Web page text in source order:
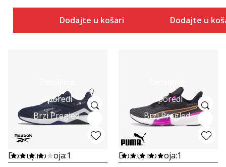
Dodajte u košaricu Dodajte u
Uporedi
Brzi Pregled
Dostupno boja:1
Uporedi
Brzi Pregled
Dostupno boja:1